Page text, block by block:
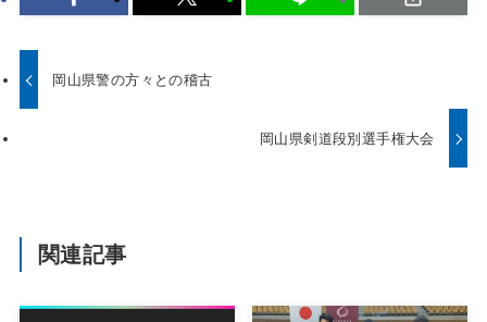
岡山県警の方々との稽古
岡山県剣道段別選手権大会
関連記事